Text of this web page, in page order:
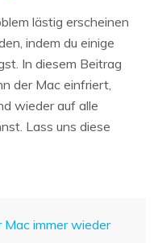
lästig erscheinen
indem du einige
In diesem Beitrag
der Mac einfriert,
wieder auf alle
Lass uns diese
Mac immer wieder